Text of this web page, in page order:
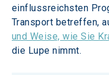
einflussreichsten
Transport betreffen,
und Weise, wie Sie
die Lupe nimmt.